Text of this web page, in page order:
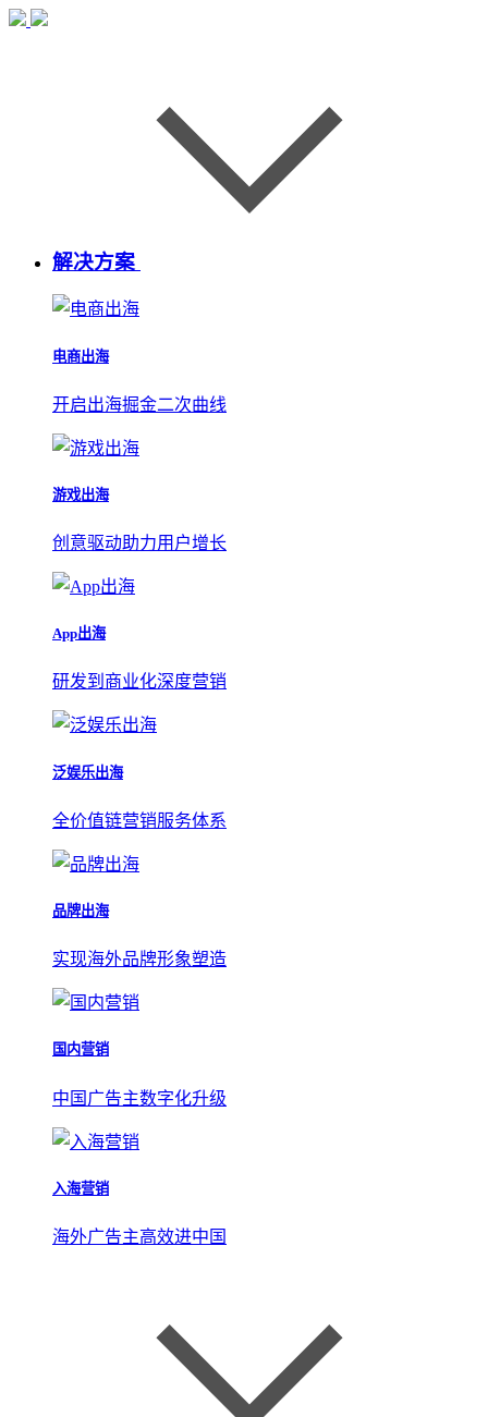
解决方案
电商出海
开启出海掘金二次曲线
游戏出海
创意驱动助力用户增长
App出海
研发到商业化深度营销
泛娱乐出海
全价值链营销服务体系
品牌出海
实现海外品牌形象塑造
国内营销
中国广告主数字化升级
入海营销
海外广告主高效进中国